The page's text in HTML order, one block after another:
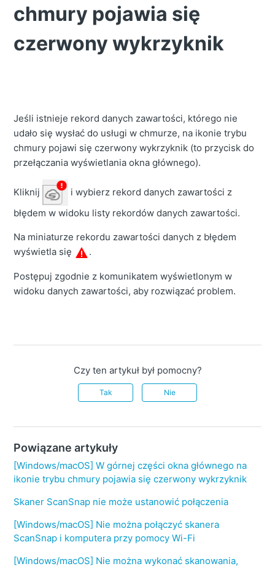
chmury pojawia się
czerwony wykrzyknik
Jeśli istnieje rekord danych zawartości, którego nie
udało się wysłać do usługi w chmurze, na ikonie trybu
chmury pojawi się czerwony wykrzyknik (to przycisk do
przełączania wyświetlania okna głównego).
Kliknij
i wybierz rekord danych zawartości z
błędem w widoku listy rekordów danych zawartości.
Na miniaturze rekordu zawartości danych z błędem
wyświetla się
.
Postępuj zgodnie z komunikatem wyświetlonym w
widoku danych zawartości, aby rozwiązać problem.
Czy ten artykuł był pomocny?
Tak Nie
Powiązane artykuły
[Windows/macOS] W górnej części okna głównego na
ikonie trybu chmury pojawia się czerwony wykrzyknik
Skaner ScanSnap nie może ustanowić połączenia
[Windows/macOS] Nie można połączyć skanera
ScanSnap i komputera przy pomocy Wi-Fi
[Windows/macOS] Nie można wykonać skanowania,